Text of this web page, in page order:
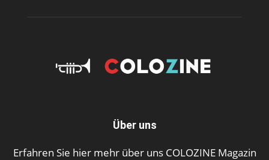
Über uns
Erfahren Sie hier mehr über uns COLOZINE Magazin